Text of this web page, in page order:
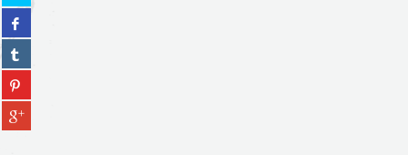
sur
twitter
(Nouvelle
fenêtre)
Partager
sur
facebook
(Nouvelle
fenêtre)
Partager
sur
tumblr
(Nouvelle
fenêtre)
Partager
sur
pinterest
(Nouvelle
Partager
sur